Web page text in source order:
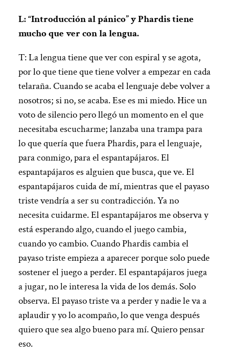
L: “Introducción al pánico” y Phardis tiene
mucho que ver con la lengua.
T: La lengua tiene que ver con espiral y se agota,
por lo que tiene que tiene volver a empezar en cada
telaraña. Cuando se acaba el lenguaje debe volver a
nosotros; si no, se acaba. Ese es mi miedo. Hice un
voto de silencio pero llegó un momento en el que
necesitaba escucharme; lanzaba una trampa para
lo que quería que fuera Phardis, para el lenguaje,
para conmigo, para el espantapájaros. El
espantapájaros es alguien que busca, que ve. El
espantapájaros cuida de mí, mientras que el payaso
triste vendría a ser su contradicción. Ya no
necesita cuidarme. El espantapájaros me observa y
está esperando algo, cuando el juego cambia,
cuando yo cambio. Cuando Phardis cambia el
payaso triste empieza a aparecer porque solo puede
sostener el juego a perder. El espantapájaros juega
a jugar, no le interesa la vida de los demás. Solo
observa. El payaso triste va a perder y nadie le va a
aplaudir y yo lo acompaño, lo que venga después
quiero que sea algo bueno para mí. Quiero pensar
eso.